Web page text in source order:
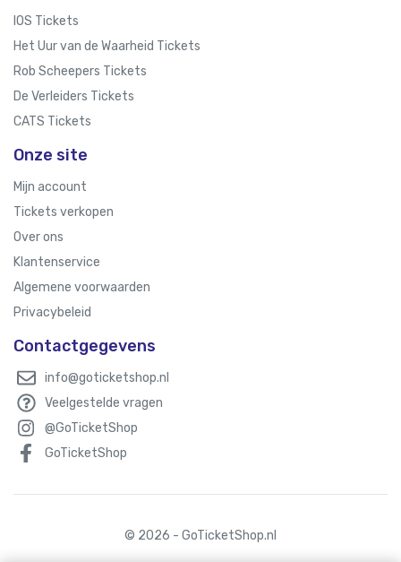
IOS Tickets
Het Uur van de Waarheid Tickets
Rob Scheepers Tickets
De Verleiders Tickets
CATS Tickets
Onze site
Mijn account
Tickets verkopen
Over ons
Klantenservice
Algemene voorwaarden
Privacybeleid
Contactgegevens
info@goticketshop.nl
Veelgestelde vragen
@GoTicketShop
GoTicketShop
© 2026 - GoTicketShop.nl